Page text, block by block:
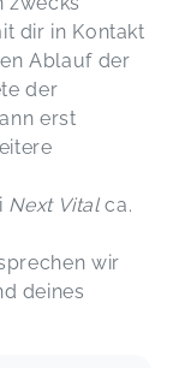
dir in Kontakt
Ablauf der
der
erst
Next Vitalca.
wir
deines